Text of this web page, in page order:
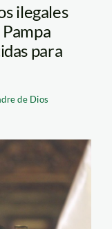
ilegales
para
de Dios